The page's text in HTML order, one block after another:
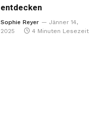
entdecken
Sophie Reyer
Jänner 14,
2025
4 Minuten Lesezeit